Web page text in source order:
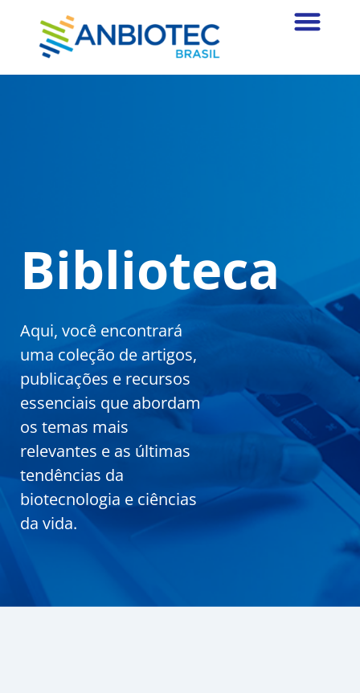
Biblioteca
Aqui, você encontrará
uma coleção de artigos,
publicações e recursos
essenciais que abordam
os temas mais
relevantes e as últimas
tendências da
biotecnologia e ciências
da vida.